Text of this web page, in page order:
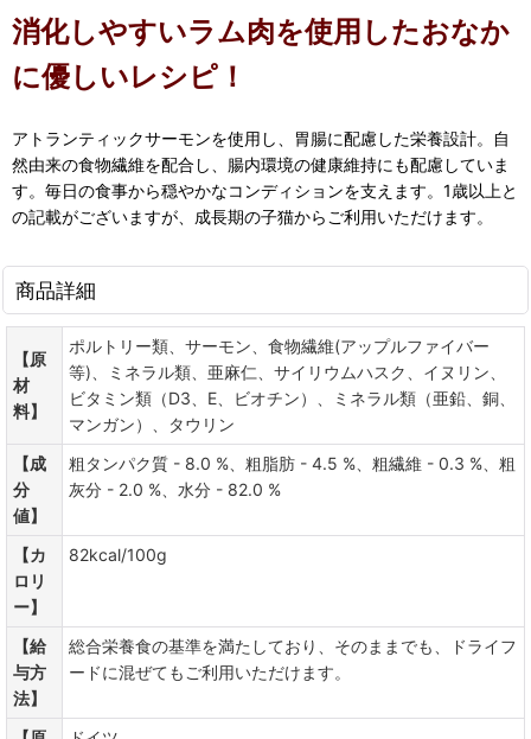
消化しやすいラム肉を使用したおなか
に優しいレシピ！
アトランティックサーモンを使用し、胃腸に配慮した栄養設計。自
然由来の食物繊維を配合し、腸内環境の健康維持にも配慮していま
す。毎日の食事から穏やかなコンディションを支えます。1歳以上と
の記載がございますが、成長期の子猫からご利用いただけます。
商品詳細
【原
材
料】
ポルトリー類、サーモン、食物繊維(アップルファイバー
等)、ミネラル類、亜麻仁、サイリウムハスク、イヌリン、
ビタミン類（D3、E、ビオチン）、ミネラル類（亜鉛、銅、
マンガン）、タウリン
【成
分
値】
粗タンパク質 - 8.0 %、粗脂肪 - 4.5 %、粗繊維 - 0.3 %、粗
灰分 - 2.0 %、水分 - 82.0 %
【カ
ロリ
ー】
82kcal/100g
【給
与方
法】
総合栄養食の基準を満たしており、そのままでも、ドライフ
ードに混ぜてもご利用いただけます。